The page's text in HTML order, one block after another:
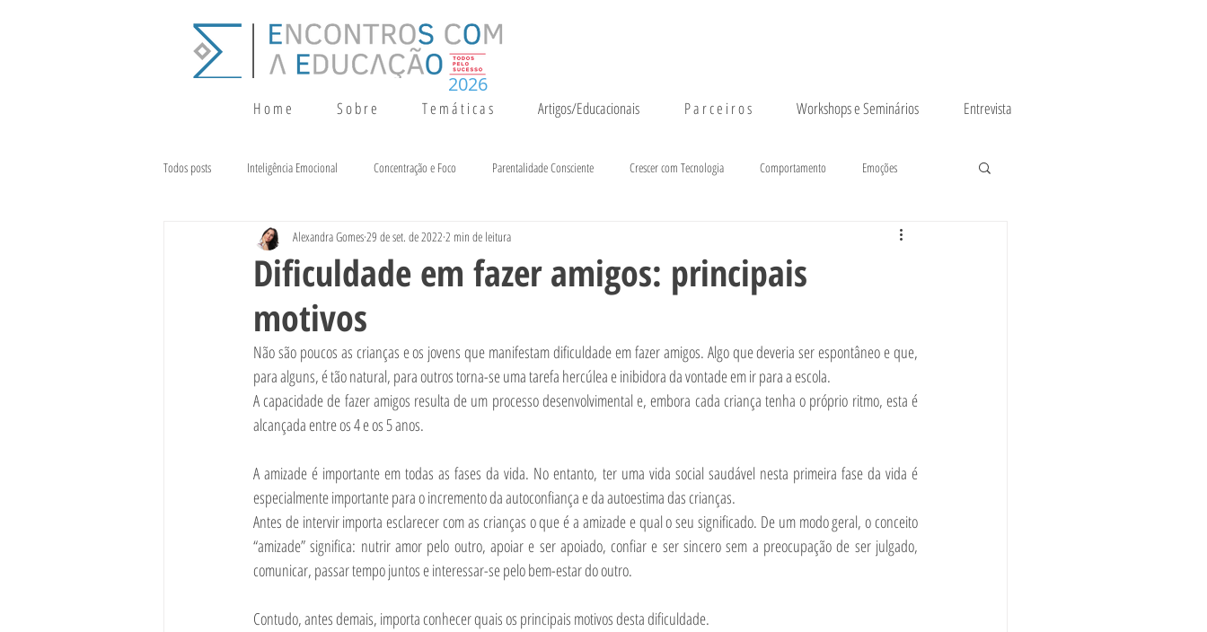
H o m e S o b r e T e m á t i c a s Artigos/Educacionais P a r c e i r o s Workshops e Seminários Entrevista
2026
Todos posts Inteligência Emocional Concentração e Foco Parentalidade Consciente Crescer com Tecnologia Comportamento Emoções
Terapia da Fala Alimentação e Crescimento
Dificuldade em fazer amigos: principais
motivos
Alexandra Gomes29 de set. de 2022 2 min de leitura
Não são poucos as crianças e os jovens que manifestam dificuldade em fazer amigos. Algo que deveria ser espontâneo e que,
para alguns, é tão natural, para outros torna-se uma tarefa hercúlea e inibidora da vontade em ir para a escola.
A capacidade de fazer amigos resulta de um processo desenvolvimental e, embora cada criança tenha o próprio ritmo, esta é
alcançada entre os 4 e os 5 anos.
A amizade é importante em todas as fases da vida. No entanto, ter uma vida social saudável nesta primeira fase da vida é
especialmente importante para o incremento da autoconfiança e da autoestima das crianças.
Antes de intervir importa esclarecer com as crianças o que é a amizade e qual o seu significado. De um modo geral, o conceito
“amizade” significa: nutrir amor pelo outro, apoiar e ser apoiado, confiar e ser sincero sem a preocupação de ser julgado,
comunicar, passar tempo juntos e interessar-se pelo bem-estar do outro.
Contudo, antes demais, importa conhecer quais os principais motivos desta dificuldade.